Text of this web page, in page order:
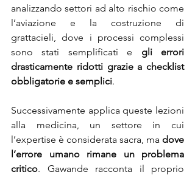
analizzando settori ad alto rischio come
l’aviazione e la costruzione di
grattacieli, dove i processi complessi
sono stati semplificati e gli errori
drasticamente ridotti grazie a checklist
obbligatorie e semplici.
Successivamente applica queste lezioni
alla medicina, un settore in cui
l’expertise è considerata sacra, ma dove
l’errore umano rimane un problema
critico. Gawande racconta il proprio